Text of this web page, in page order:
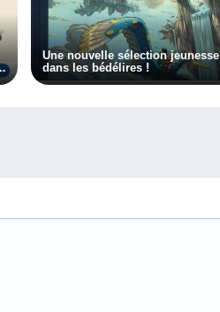
Une nouvelle sélection jeunesse
dans les bédélires !